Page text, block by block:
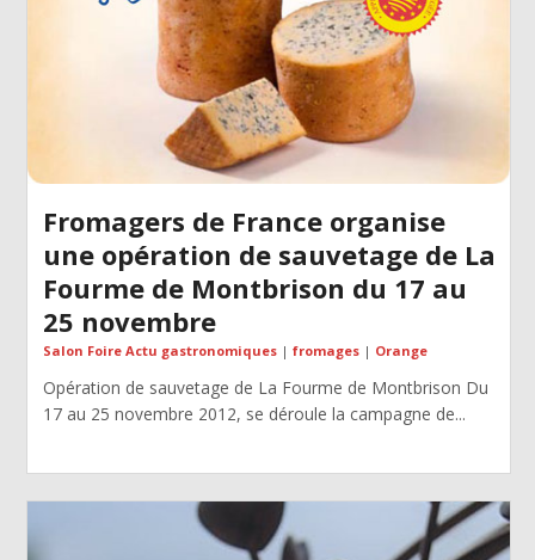
Fromagers de France organise
une opération de sauvetage de La
Fourme de Montbrison du 17 au
25 novembre
Salon Foire Actu gastronomiques| fromages| Orange
Opération de sauvetage de La Fourme de Montbrison Du
17 au 25 novembre 2012, se déroule la campagne de...